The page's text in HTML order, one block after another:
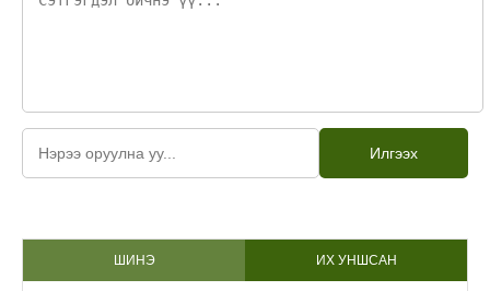
Илгээх
ШИНЭ ИХ УНШСАН